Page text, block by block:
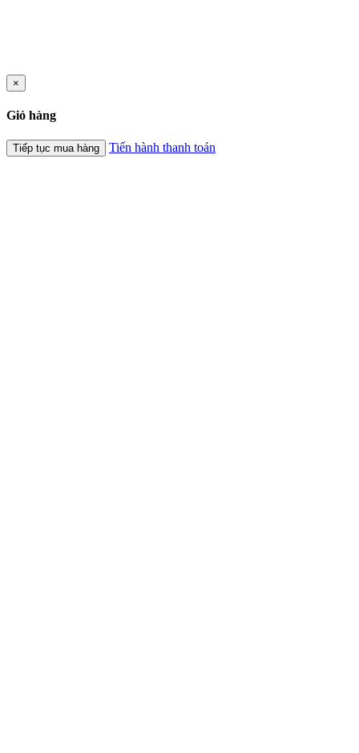
×
Giỏ hàng
Tiếp tục mua hàng Tiến hành thanh toán